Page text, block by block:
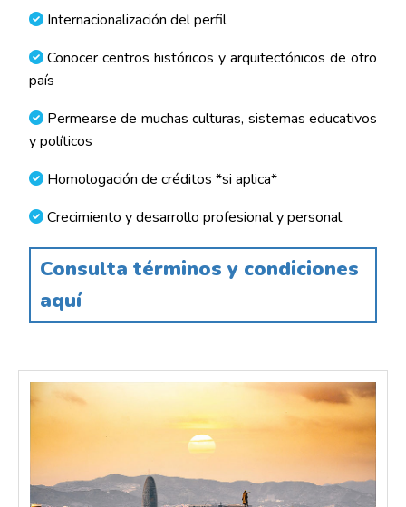
Internacionalización del perfil
Conocer centros históricos y arquitectónicos de otro
país
Permearse de muchas culturas, sistemas educativos
y políticos
Homologación de créditos *si aplica*
Crecimiento y desarrollo profesional y personal.
Consulta términos y condiciones
aquí